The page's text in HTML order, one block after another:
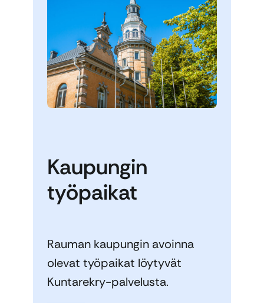
Kaupungin
työpaikat
Rauman kaupungin avoinna
olevat työpaikat löytyvät
Kuntarekry-palvelusta.